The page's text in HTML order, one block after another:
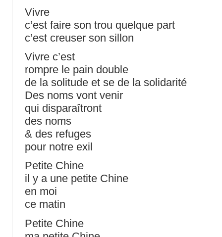
Vivre
c’est faire son trou quelque part
c’est creuser son sillon
Vivre c’est
rompre le pain double
de la solitude et se de la solidarité
Des noms vont venir
qui disparaîtront
des noms
& des refuges
pour notre exil
Petite Chine
il y a une petite Chine
en moi
ce matin
Petite Chine